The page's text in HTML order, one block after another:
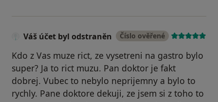
Váš účet byl odstraněn Číslo ověřené
Kdo z Vas muze rict, ze vysetreni na gastro bylo
super? Ja to rict muzu. Pan doktor je fakt
dobrej. Vubec to nebylo neprijemny a bylo to
rychly. Pane doktore dekuji, ze jsem si z toho to